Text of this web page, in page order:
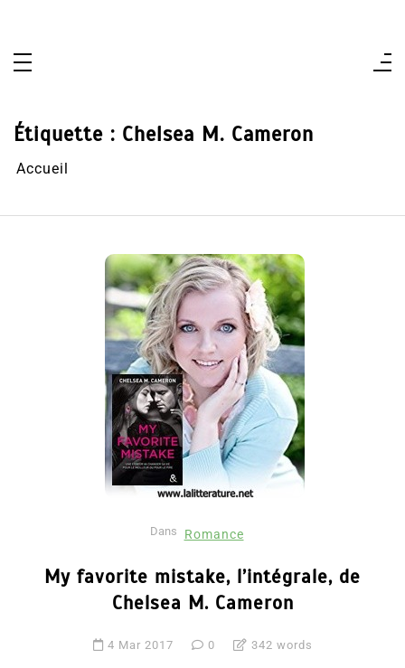
Étiquette : Chelsea M. Cameron
Accueil
Dans Romance
My favorite mistake, l’intégrale, de
Chelsea M. Cameron
4 Mar 2017 0 342 words